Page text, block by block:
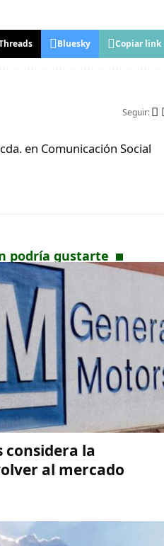
Bluesky Copiar link
Seguir:
en Comunicación Social
podría gustarte
considera la
al mercado